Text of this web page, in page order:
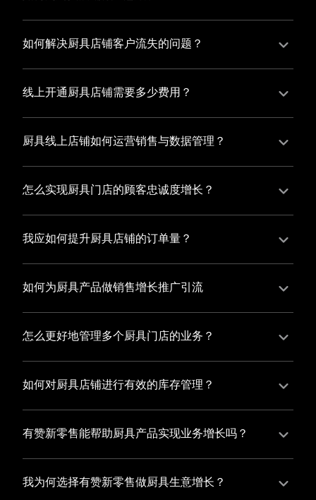
为厨具店铺实现持续生意增长，您可以通过有赞新零售
的一体化解决方案，整合线上线下资源，实现商品管
铺的运营效率，促进业务增长。
如何解决厨具店铺客户流失的问题？
厨具店铺精细化运营，有赞私域运营助您轻松解决客户
流失问题，通过有赞微商城、有赞小程序商城搭建专属
购率，实现业绩增长！
线上开通厨具店铺需要多少费用？
选择有赞新零售，您可以开通厨具店铺，快速搭建属于
您的有赞微商城，我们为您提供有赞微商城、有赞私域
共同打造独具特色的品牌，携手共创辉煌事业！
厨具线上店铺如何运营销售与数据管理？
有赞新零售旗下的有赞微商城、有赞私域运营和有赞小
程序商城，为您的线上店铺提供一站式解决方案，从运
态。
怎么实现厨具门店的顾客忠诚度增长？
您可以使用有赞的会员管理系统，建立自己的会员体
系，通过赠送积分、折扣等福利来吸引顾客再次购买，
度。
我应如何提升厨具店铺的订单量？
您可以使用有赞的裂变营销功能，通过给用户发放优惠
券、邀请好友等方式，吸引更多的用户下单购买，并激
如何为厨具产品做销售增长推广引流
有赞新零售旗下产品营销工具、比如优惠券、满减活动
等，吸引更多客户到店消费。另外，通过有赞的微信公
以帮助您增加客流量，赢得客户的青睐
怎么更好地管理多个厨具门店的业务？
有赞新零售一站式解决方案，包括有赞微商城、有赞私
域运营以及有赞小程序商城，将助您轻松打通线上线下
的业务蓬勃发展，收获更多满意客户。
如何对厨具店铺进行有效的库存管理？
您可以使用有赞的门店管理系统，它可以帮助您实现门
店数据的集中管理，包括订单管理、员工管理、库存管
有赞新零售能帮助厨具产品实现业务增长吗？
有赞新零售作为业内领先的一站式解决方案，整合线上
线下渠道、提供多样化店铺搭建、会员营销和大数据分
我为何选择有赞新零售做厨具生意增长？